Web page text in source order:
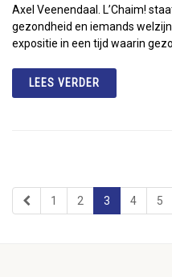
Axel Veenendaal. L’Chaim!
gezondheid en iemands
expositie in een tijd waarin
LEES VERDER
1 2 3 4 5